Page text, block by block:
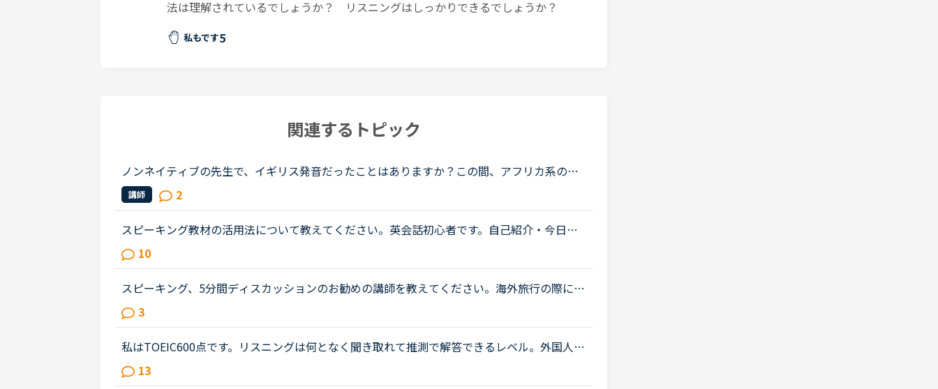
法は理解されているでしょうか？ リスニングはしっかりできるでしょうか？
私もです5
関連するトピック
ノンネイティブの先生で、イギリス発音だったことはありますか？この間、アフリカ系の女
性の先生の授業を受けました。私は比較的アメリカ英語を今までに習ってきているので発音
も完璧ではないですが、アメリカ英...
講師 2
スピーキング教材の活用法について教えてください。英会話初心者です。自己紹介・今日何
してた？の問いかけに何とか答えられる程度でリスニング・スピーキング共にまだまだ…と
いうレベルです。海外旅行が好きなの...
10
スピーキング、5分間ディスカッションのお勧めの講師を教えてください。海外旅行の際に自
由に動き回れる、トラブルが起きても対処できるような英語力を身に付けたいと思い入会し
ました。カウンセリングでレベルチ...
3
私はTOEIC600点です。リスニングは何となく聞き取れて推測で解答できるレベル。外国人の
方と英語で話す恐怖をとり、そして、英語で会話が出来るようになりたくてNCに入りまし
た。そしてNC始めて2週間、毎日3コマ...
13